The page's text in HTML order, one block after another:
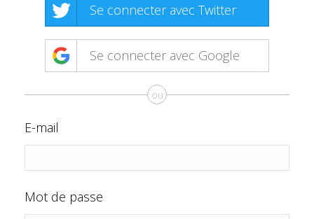
Se connecter avec Twitter
Se connecter avec Google
ou
E-mail
Mot de passe